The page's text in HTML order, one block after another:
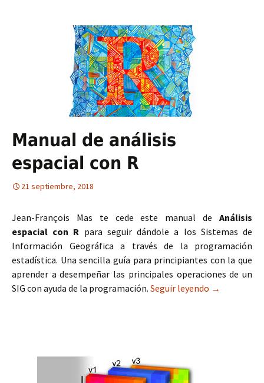
Manual de análisis
espacial con R
21 septiembre, 2018
Jean-François Mas te cede este manual de Análisis
espacial con R para seguir dándole a los Sistemas de
Información Geográfica a través de la programación
estadística. Una sencilla guía para principiantes con la que
aprender a desempeñar las principales operaciones de un
SIG con ayuda de la programación. Seguir leyendo Manual de
→